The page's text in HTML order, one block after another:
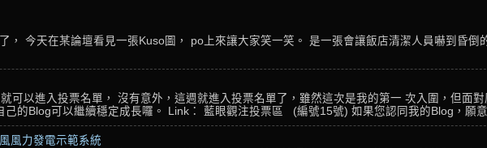
， 今天在某論壇看見一張Kuso圖， po上來讓大家笑一笑。 是一張會讓飯店清潔人員嚇到昏倒
可以進入投票名單， 沒有意外，這週就進入投票名單了，雖然這次是我的第一 次入圍，但面對
的Blog可以繼續穩定成長囉。 Link： 藍眼觀注投票區 (編號15號) 如果您認同我的Blog，願意
風力發電示範系統